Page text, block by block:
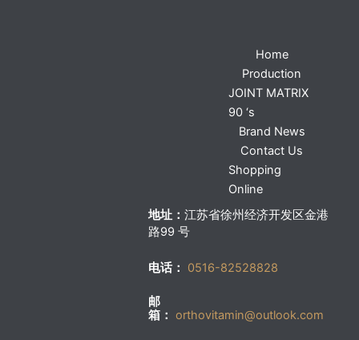
Home
Production
JOINT MATRIX
90 ‘s
Brand News
Contact Us
Shopping
Online
地址： 江苏省徐州经济开发区金港
路99 号
电话： 0516-82528828
邮
箱： orthovitamin@outlook.com